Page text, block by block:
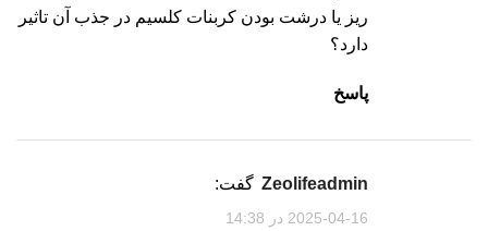
ریز یا درشت بودن کربنات کلسیم در جذب آن تاثیر
دارد؟
پاسخ
zeolifeadmin گفت:
2025-04-16 در 14:38